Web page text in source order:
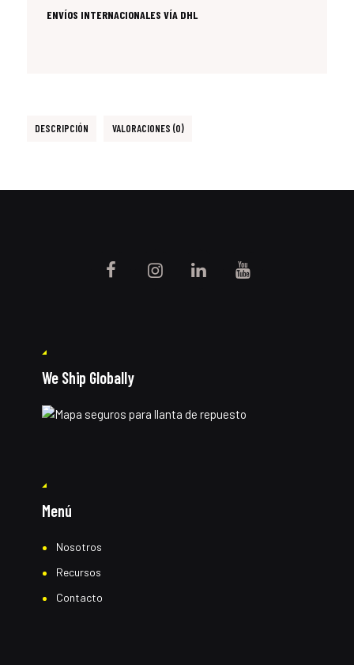
ENVÍOS INTERNACIONALES VÍA DHL
DESCRIPCIÓN VALORACIONES (0)
We Ship Globally
Menú
Nosotros
Recursos
Contacto